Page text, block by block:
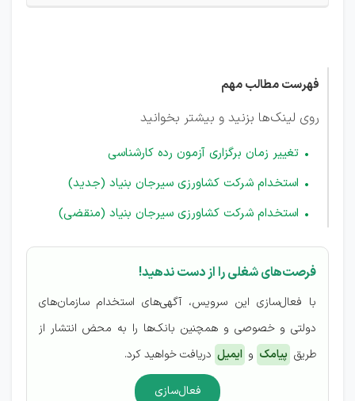
فهرست مطالب مهم
روی لینک‌ها بزنید و بیشتر بخوانید
تغییر زمان برگزاری آزمون رده کارشناسی
استخدام شرکت کشاورزی سیرجان بنیاد (جدید)
استخدام شرکت کشاورزی سیرجان بنیاد (منقضی)
فرصت‌های شغلی را از دست ندهید!
با فعال‌سازی این سرویس، آگهی‌های استخدام سازمان‌های
دولتی و خصوصی و همچنین بانک‌ها را به محض انتشار از
طریق پیامک و ایمیل دریافت خواهید کرد.
فعال‌سازی